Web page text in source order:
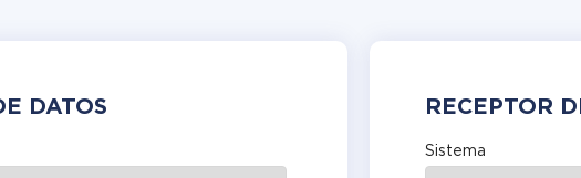
DATOS RECEPTOR
Sistema